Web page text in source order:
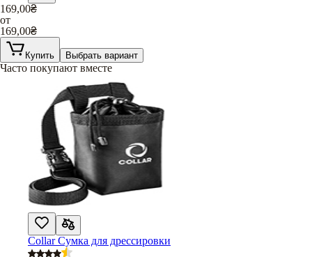
169,00₴
от
169,00₴
Купить Выбрать вариант
Часто покупают вместе
Collar Cумка для дрессировки